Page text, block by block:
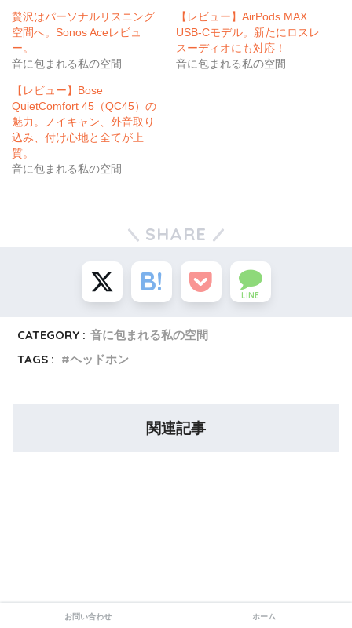
贅沢はパーソナルリスニング
空間へ。Sonos Aceレビュ
ー。
音に包まれる私の空間
【レビュー】AirPods MAX
USB-Cモデル。新たにロスレ
スーディオにも対応！
音に包まれる私の空間
【レビュー】Bose
QuietComfort 45（QC45）の
魅力。ノイキャン、外音取り
込み、付け心地と全てが上
質。
音に包まれる私の空間
SHARE
LINE
CATEGORY : 音に包まれる私の空間
TAGS :
ヘッドホン
関連記事
お問い合わせ ホーム